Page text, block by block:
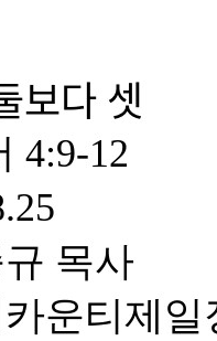
셋
4:9-12
목사
운티제